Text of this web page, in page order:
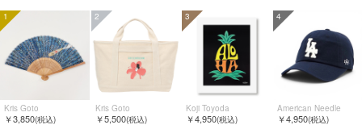
1
Kris Goto
￥3,850(税込)
2
Kris Goto
￥5,500(税込)
3
Koji Toyoda
￥4,950(税込)
4
American Needle
￥4,950(税込)